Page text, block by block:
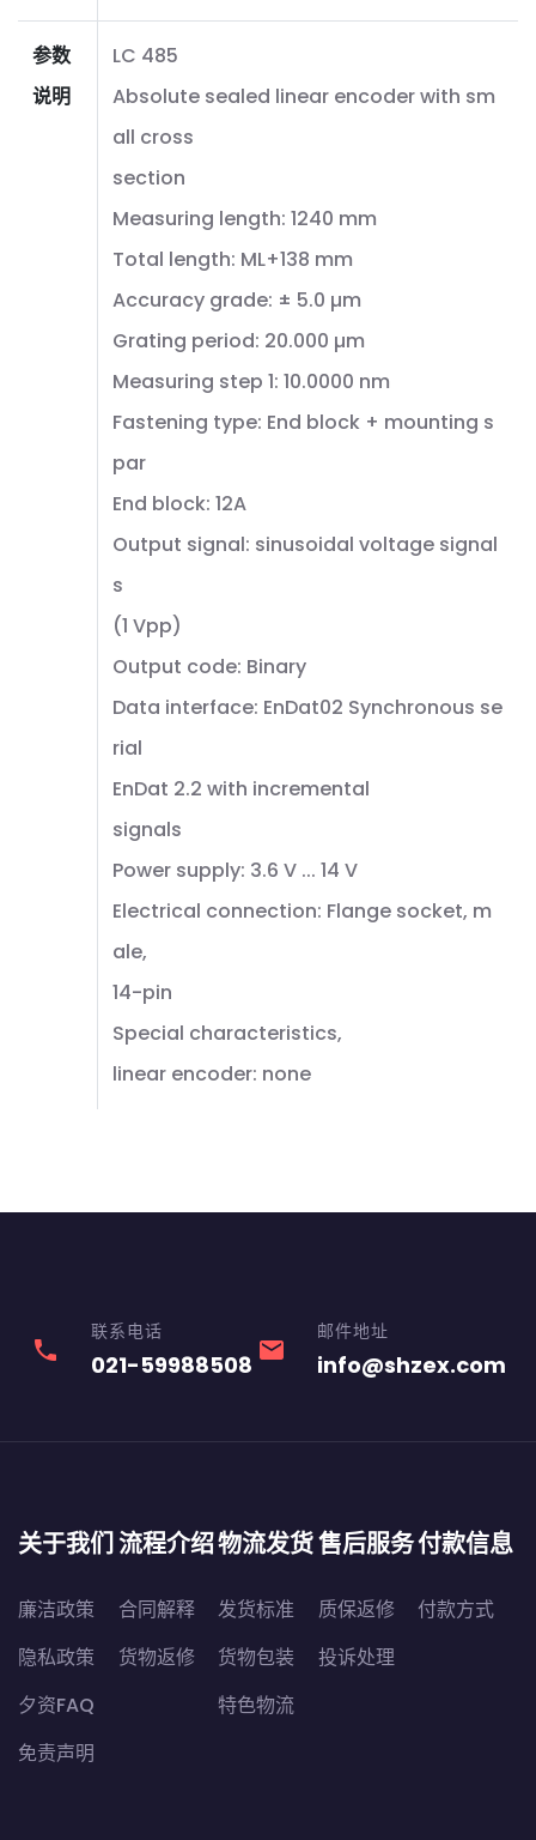
参数
说明
LC 485
Absolute sealed linear encoder with sm
all cross
section
Measuring length: 1240 mm
Total length: ML+138 mm
Accuracy grade: ± 5.0 µm
Grating period: 20.000 µm
Measuring step 1: 10.0000 nm
Fastening type: End block + mounting s
par
End block: 12A
Output signal: sinusoidal voltage signal
s
(1 Vpp)
Output code: Binary
Data interface: EnDat02 Synchronous se
rial
EnDat 2.2 with incremental
signals
Power supply: 3.6 V ... 14 V
Electrical connection: Flange socket, m
ale,
14-pin
Special characteristics,
linear encoder: none
phone
联系电话
021-59988508 email
邮件地址
info@shzex.com
关于我们
廉洁政策
隐私政策
夕资FAQ
免责声明
流程介绍
合同解释
货物返修
物流发货
发货标准
货物包装
特色物流
售后服务
质保返修
投诉处理
付款信息
付款方式